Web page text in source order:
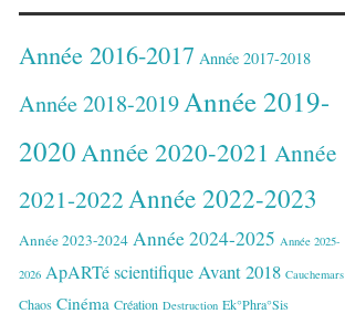
Année 2016-2017 Année 2017-2018
Année 2018-2019Année 2019-
2020Année 2020-2021 Année
2021-2022Année 2022-2023
Année 2023-2024 Année 2024-2025 Année 2025-
2026 ApARTé scientifiqueAvant 2018 Cauchemars
Chaos Cinéma Création Destruction Ek°Phra°Sis